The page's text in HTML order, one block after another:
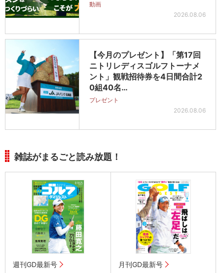
動画
2026.08.06
【今月のプレゼント】「第17回
ニトリレディスゴルフトーナメ
ント」観戦招待券を4日間合計2
0組40名…
プレゼント
2026.08.06
雑誌がまるごと読み放題！
週刊GD最新号 月刊GD最新号